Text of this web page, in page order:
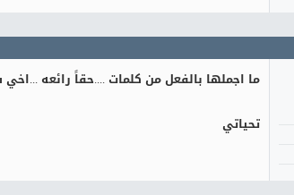
ما اجملها بالفعل من كلمات ....حقاً رائعه
تحياتي